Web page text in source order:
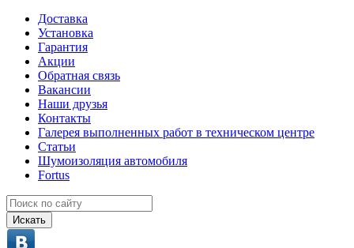
Доставка
Установка
Гарантия
Акции
Обратная связь
Вакансии
Наши друзья
Контакты
Галерея выполненных работ в техническом центре
Статьи
Шумоизоляция автомобиля
Fortus
Искать